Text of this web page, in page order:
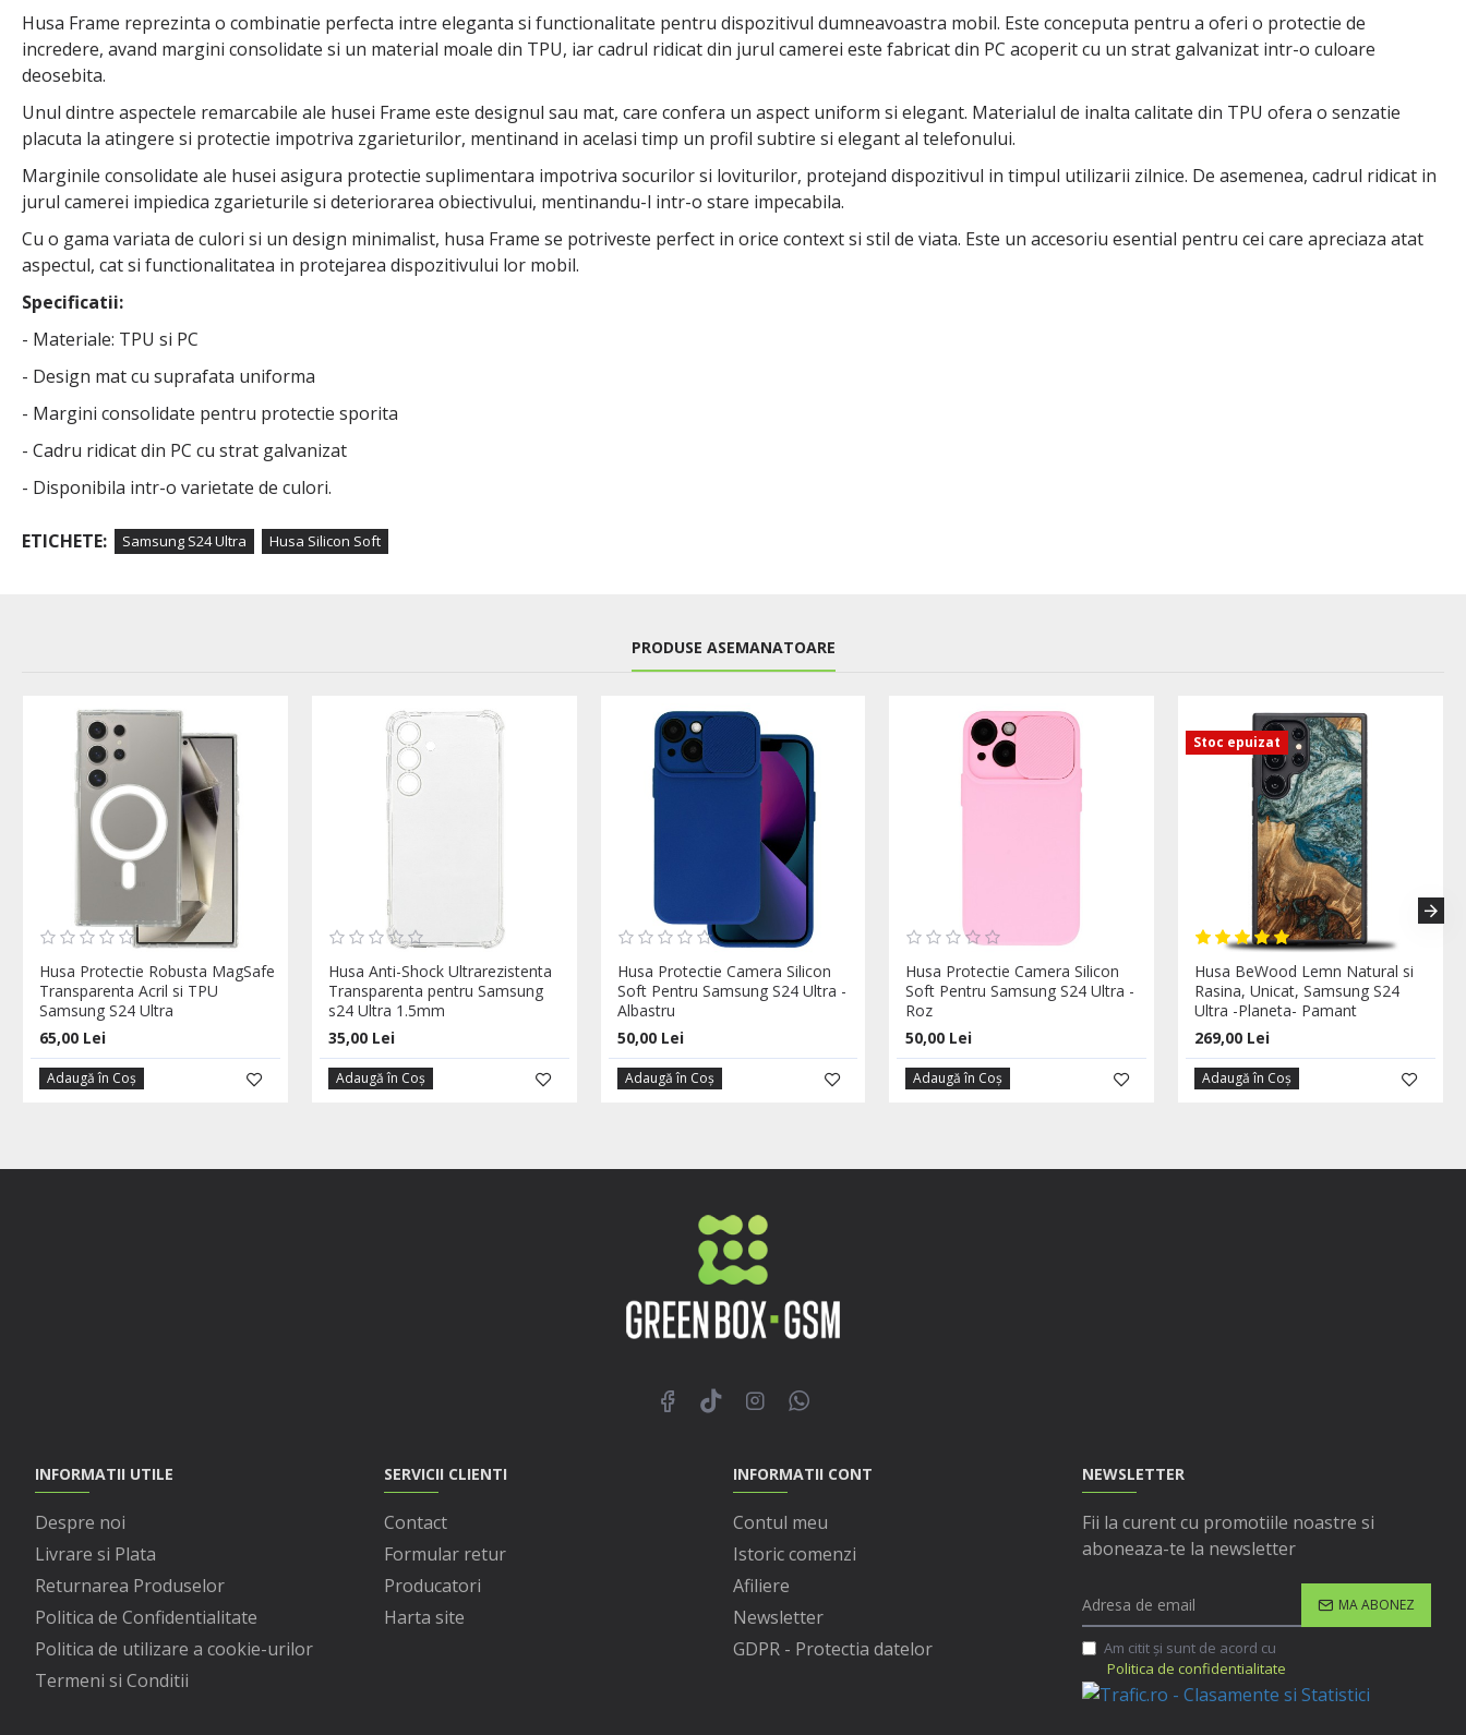
Husa Frame reprezinta o combinatie perfecta intre eleganta si functionalitate pentru dispozitivul dumneavoastra mobil. Este conceputa pentru a oferi o protectie de
incredere, avand margini consolidate si un material moale din TPU, iar cadrul ridicat din jurul camerei este fabricat din PC acoperit cu un strat galvanizat intr-o culoare
deosebita.
Unul dintre aspectele remarcabile ale husei Frame este designul sau mat, care confera un aspect uniform si elegant. Materialul de inalta calitate din TPU ofera o senzatie
placuta la atingere si protectie impotriva zgarieturilor, mentinand in acelasi timp un profil subtire si elegant al telefonului.
Marginile consolidate ale husei asigura protectie suplimentara impotriva socurilor si loviturilor, protejand dispozitivul in timpul utilizarii zilnice. De asemenea, cadrul ridicat in
jurul camerei impiedica zgarieturile si deteriorarea obiectivului, mentinandu-l intr-o stare impecabila.
Cu o gama variata de culori si un design minimalist, husa Frame se potriveste perfect in orice context si stil de viata. Este un accesoriu esential pentru cei care apreciaza atat
aspectul, cat si functionalitatea in protejarea dispozitivului lor mobil.
Specificatii:
- Materiale: TPU si PC
- Design mat cu suprafata uniforma
- Margini consolidate pentru protectie sporita
- Cadru ridicat din PC cu strat galvanizat
- Disponibila intr-o varietate de culori.
ETICHETE: Samsung S24 Ultra Husa Silicon Soft
PRODUSE ASEMANATOARE
Husa Protectie Robusta MagSafe
Transparenta Acril si TPU
Samsung S24 Ultra
65,00 Lei
Adaugă în Coş
Husa Anti-Shock Ultrarezistenta
Transparenta pentru Samsung
s24 Ultra 1.5mm
35,00 Lei
Adaugă în Coş
Husa Protectie Camera Silicon
Soft Pentru Samsung S24 Ultra -
Albastru
50,00 Lei
Adaugă în Coş
Husa Protectie Camera Silicon
Soft Pentru Samsung S24 Ultra -
Roz
50,00 Lei
Adaugă în Coş
Stoc epuizat
Husa BeWood Lemn Natural si
Rasina, Unicat, Samsung S24
Ultra -Planeta- Pamant
269,00 Lei
Adaugă în Coş
INFORMATII UTILE
Despre noi
Livrare si Plata
Returnarea Produselor
Politica de Confidentialitate
Politica de utilizare a cookie-urilor
Termeni si Conditii
SERVICII CLIENTI
Contact
Formular retur
Producatori
Harta site
INFORMATII CONT
Contul meu
Istoric comenzi
Afiliere
Newsletter
GDPR - Protectia datelor
NEWSLETTER
Fii la curent cu promotiile noastre si
aboneaza-te la newsletter
MA ABONEZ
Am citit şi sunt de acord cu
Politica de confidentialitate